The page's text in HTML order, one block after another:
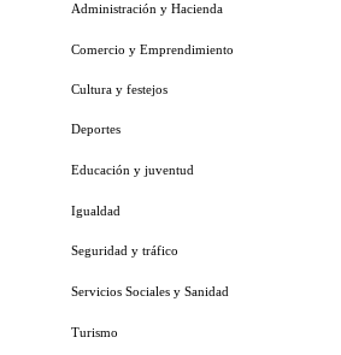
Administración y Hacienda
Comercio y Emprendimiento
Cultura y festejos
Deportes
Educación y juventud
Igualdad
Seguridad y tráfico
Servicios Sociales y Sanidad
Turismo